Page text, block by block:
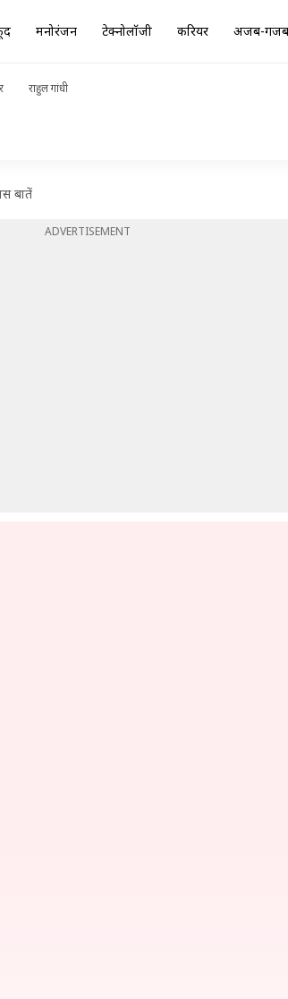
मनोरंजन टेक्नोलॉजी करियर अजब-गजब
राहुल गांधी
बातें
ADVERTISEMENT